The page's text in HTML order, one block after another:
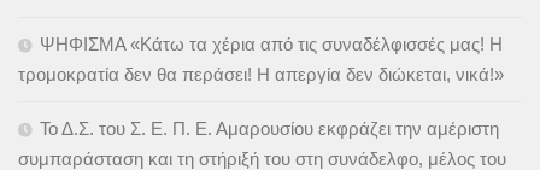
ΨΗΦΙΣΜΑ «Κάτω τα χέρια από τις συναδέλφισσές μας! Η
τρομοκρατία δεν θα περάσει! Η απεργία δεν διώκεται, νικά!»
Το Δ.Σ. του Σ. Ε. Π. Ε. Αμαρουσίου εκφράζει την αμέριστη
συμπαράσταση και τη στήριξή του στη συνάδελφο, μέλος του